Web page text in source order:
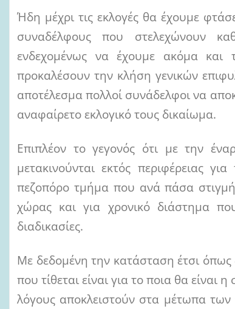
Ήδη μέχρι τις εκλογές θα έχουμε
συναδέλφους που στελεχώνουν
ενδεχομένως να έχουμε ακόμα
προκαλέσουν την κλήση γενικών
αποτέλεσμα πολλοί συνάδελφοι να
αναφαίρετο εκλογικό τους δικαίωμα.
Επιπλέον το γεγονός ότι με την
μετακινούνται εκτός περιφέρειας
πεζοπόρο τμήμα που ανά πάσα στιγμή
χώρας και για χρονικό διάστημα
διαδικασίες.
Με δεδομένη την κατάσταση έτσι
που τίθεται είναι για το ποια θα
λόγους αποκλειστούν στα μέτωπα των